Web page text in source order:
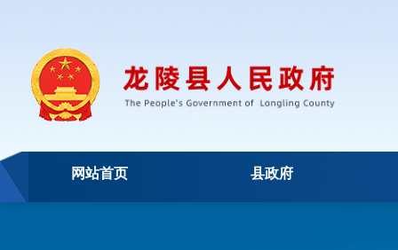
网站首页 县政府